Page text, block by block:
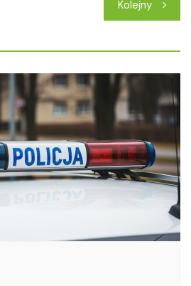
Kolejny